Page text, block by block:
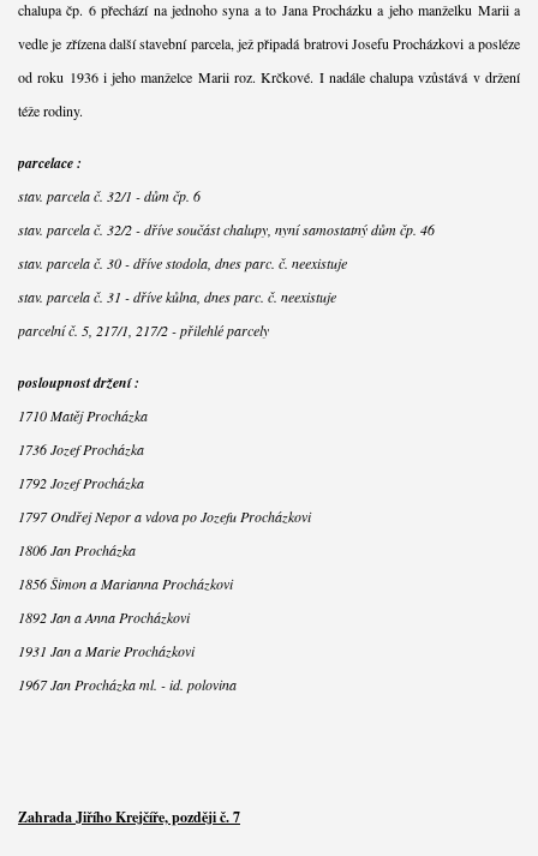
chalupa čp. 6 přechází na jednoho syna a to Jana Procházku a jeho manželku Marii a
vedle je zřízena další stavební parcela, jež připadá bratrovi Josefu Procházkovi a posléze
od roku 1936 i jeho manželce Marii roz. Krčkové. I nadále chalupa vzůstává v držení
téže rodiny.
parcelace :
stav. parcela č. 32/1 - dům čp. 6
stav. parcela č. 32/2 - dříve součást chalupy, nyní samostatný dům čp. 46
stav. parcela č. 30 - dříve stodola, dnes parc. č. neexistuje
stav. parcela č. 31 - dříve kůlna, dnes parc. č. neexistuje
parcelní č. 5, 217/1, 217/2 - přilehlé parcely
posloupnost držení :
1710 Matěj Procházka
1736 Jozef Procházka
1792 Jozef Procházka
1797 Ondřej Nepor a vdova po Jozefu Procházkovi
1806 Jan Procházka
1856 Šimon a Marianna Procházkovi
1892 Jan a Anna Procházkovi
1931 Jan a Marie Procházkovi
1967 Jan Procházka ml. - id. polovina
Zahrada Jiřího Krejčíře, později č. 7